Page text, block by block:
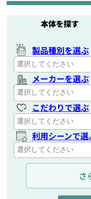
本体を探す
製品種別を選ぶ
メーカーを選ぶ
こだわりで選ぶ
利用シーンで選
通信距離を選ぶ
出力を選ぶ
さ